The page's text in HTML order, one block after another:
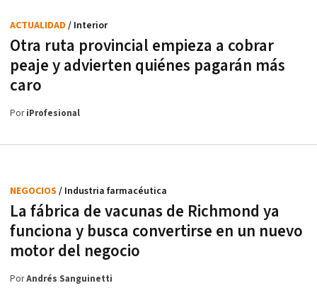
Otra ruta provincial empieza a cobrar
peaje y advierten quiénes pagarán más
caro
ACTUALIDAD / Interior
PoriProfesional
La fábrica de vacunas de Richmond ya
funciona y busca convertirse en un nuevo
motor del negocio
NEGOCIOS / Industria farmacéutica
PorAndrés Sanguinetti